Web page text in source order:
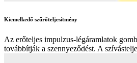
Kiemelkedő szűrőteljesítmény
Az erőteljes impulzus-légáramlatok
továbbítják a szennyeződést. A